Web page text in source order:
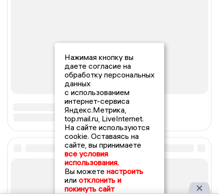
Нажимая кнопку вы
даете согласие на
обработку персональных
данных
с использованием
интернет-сервиса
Яндекс.Метрика,
top.mail.ru, LiveInternet.
На сайте используются
cookie. Оставаясь на
сайте, вы принимаете
все условия
использования.
Вы можете настроить
или отклонить и
покинуть сайт